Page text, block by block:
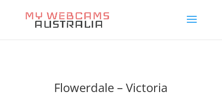
Flowerdale – Victoria